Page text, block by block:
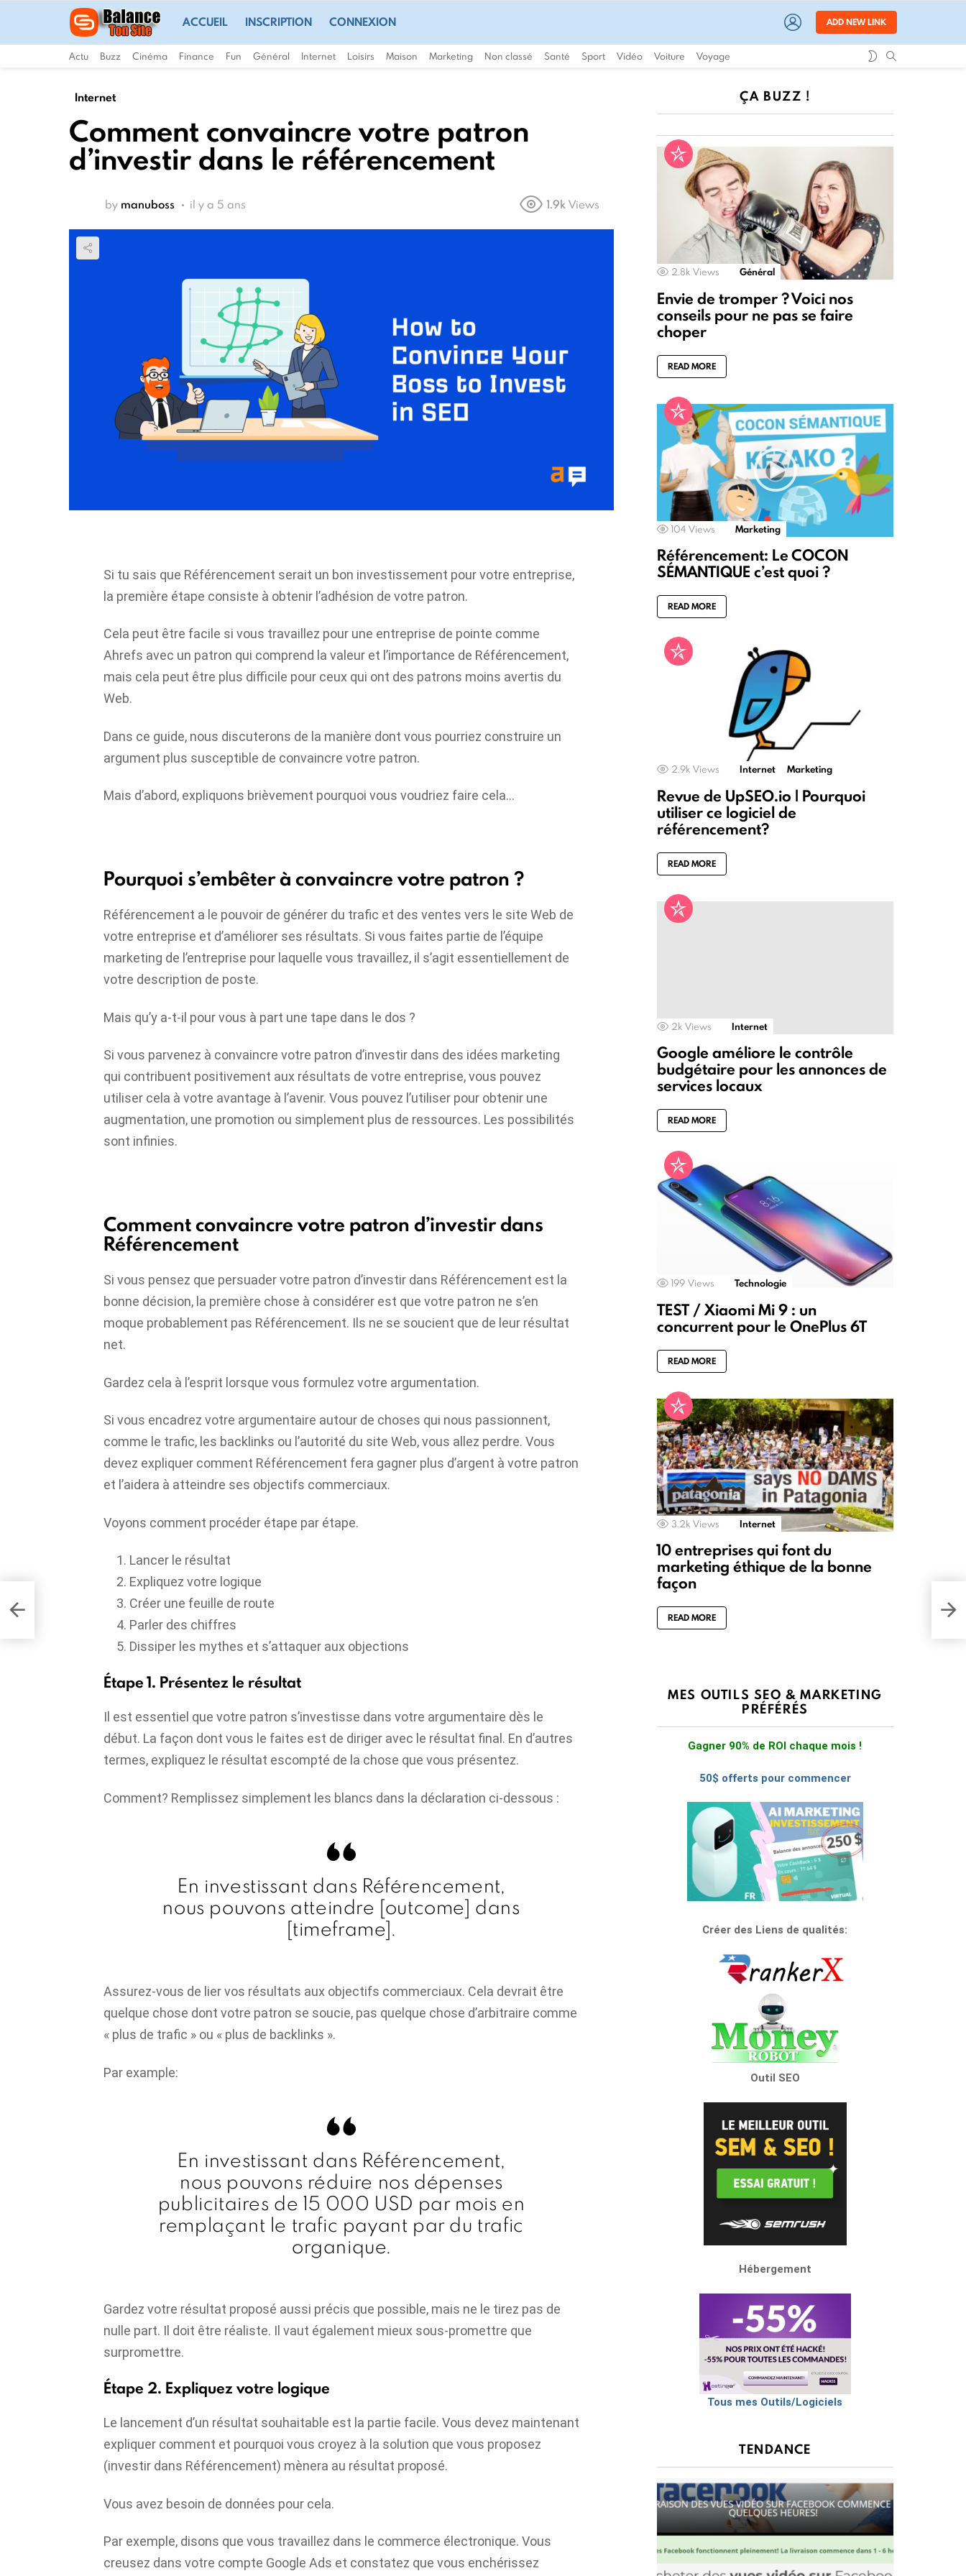
ACCUEIL INSCRIPTION CONNEXION LOGIN ADD NEW LINK
Actu Buzz Cinéma Finance Fun Général Internet Loisirs Maison Marketing Non classé Santé Sport Vidéo Voiture Voyage
SWITCH
Internet
Comment convaincre votre patron
d’investir dans le référencement
by manuboss il y a 5 ans 1.9k Views
Si tu sais que Référencement serait un bon investissement pour votre entreprise,
la première étape consiste à obtenir l’adhésion de votre patron.
Cela peut être facile si vous travaillez pour une entreprise de pointe comme
Ahrefs avec un patron qui comprend la valeur et l’importance de Référencement,
mais cela peut être plus difficile pour ceux qui ont des patrons moins avertis du
Web.
Dans ce guide, nous discuterons de la manière dont vous pourriez construire un
argument plus susceptible de convaincre votre patron.
Mais d’abord, expliquons brièvement pourquoi vous voudriez faire cela…
Pourquoi s’embêter à convaincre votre patron ?
Référencement a le pouvoir de générer du trafic et des ventes vers le site Web de
votre entreprise et d’améliorer ses résultats. Si vous faites partie de l’équipe
marketing de l’entreprise pour laquelle vous travaillez, il s’agit essentiellement de
votre description de poste.
Mais qu’y a-t-il pour vous à part une tape dans le dos ?
Si vous parvenez à convaincre votre patron d’investir dans des idées marketing
qui contribuent positivement aux résultats de votre entreprise, vous pouvez
utiliser cela à votre avantage à l’avenir. Vous pouvez l’utiliser pour obtenir une
augmentation, une promotion ou simplement plus de ressources. Les possibilités
sont infinies.
Comment convaincre votre patron d’investir dans
Référencement
Si vous pensez que persuader votre patron d’investir dans Référencement est la
bonne décision, la première chose à considérer est que votre patron ne s’en
moque probablement pas Référencement. Ils ne se soucient que de leur résultat
net.
Gardez cela à l’esprit lorsque vous formulez votre argumentation.
Si vous encadrez votre argumentaire autour de choses qui nous passionnent,
comme le trafic, les backlinks ou l’autorité du site Web, vous allez perdre. Vous
devez expliquer comment Référencement fera gagner plus d’argent à votre patron
et l’aidera à atteindre ses objectifs commerciaux.
Voyons comment procéder étape par étape.
Lancer le résultat
Expliquez votre logique
Créer une feuille de route
Parler des chiffres
Dissiper les mythes et s’attaquer aux objections
Étape 1. Présentez le résultat
Il est essentiel que votre patron s’investisse dans votre argumentaire dès le
début. La façon dont vous le faites est de diriger avec le résultat final. En d’autres
termes, expliquez le résultat escompté de la chose que vous présentez.
Comment? Remplissez simplement les blancs dans la déclaration ci-dessous :
En investissant dans Référencement,
nous pouvons atteindre [outcome] dans
[timeframe].
Assurez-vous de lier vos résultats aux objectifs commerciaux. Cela devrait être
quelque chose dont votre patron se soucie, pas quelque chose d’arbitraire comme
« plus de trafic » ou « plus de backlinks ».
Par example:
En investissant dans Référencement,
nous pouvons réduire nos dépenses
publicitaires de 15 000 USD par mois en
remplaçant le trafic payant par du trafic
organique.
Gardez votre résultat proposé aussi précis que possible, mais ne le tirez pas de
nulle part. Il doit être réaliste. Il vaut également mieux sous-promettre que
surpromettre.
Étape 2. Expliquez votre logique
Le lancement d’un résultat souhaitable est la partie facile. Vous devez maintenant
expliquer comment et pourquoi vous croyez à la solution que vous proposez
(investir dans Référencement) mènera au résultat proposé.
Vous avez besoin de données pour cela.
Par exemple, disons que vous travaillez dans le commerce électronique. Vous
creusez dans votre compte Google Ads et constatez que vous enchérissez
ÇA BUZZ !
2.8k Views Général
Envie de tromper ? Voici nos
conseils pour ne pas se faire
choper
READ MORE
104 Views Marketing
Référencement: Le COCON
SÉMANTIQUE c’est quoi ?
READ MORE
2.9k Views Internet Marketing
Revue de UpSEO.io | Pourquoi
utiliser ce logiciel de
référencement?
READ MORE
2k Views Internet
Google améliore le contrôle
budgétaire pour les annonces de
services locaux
READ MORE
199 Views Technologie
TEST / Xiaomi Mi 9 : un
concurrent pour le OnePlus 6T
READ MORE
3.2k Views Internet
10 entreprises qui font du
marketing éthique de la bonne
façon
READ MORE
MES OUTILS SEO & MARKETING
PRÉFÉRÉS
Gagner 90% de ROI chaque mois !
50$ offerts pour commencer
Créer des Liens de qualités:
Outil SEO
Hébergement
Tous mes Outils/Logiciels
TENDANCE